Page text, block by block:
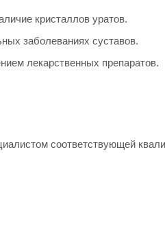
кристаллов уратов.
заболеваниях суставов.
лекарственных препаратов.
соответствующей